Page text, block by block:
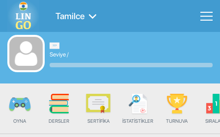
Tamilce
Seviye/
OYNA DERSLER SERTIFIKA İSTATISTIKLER TURNUVA